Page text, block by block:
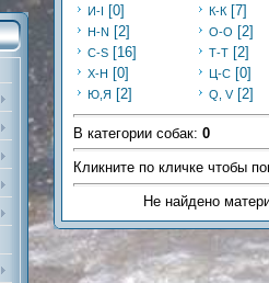
И-I [0] К-К [7]
Н-N [2] О-О [2]
С-S [16] Т-Т [2]
Х-H [0] Ц-C [0]
Ю,Я [2] Q, V [2]
В категории собак: 0
Кликните по кличке чтобы
Не найдено